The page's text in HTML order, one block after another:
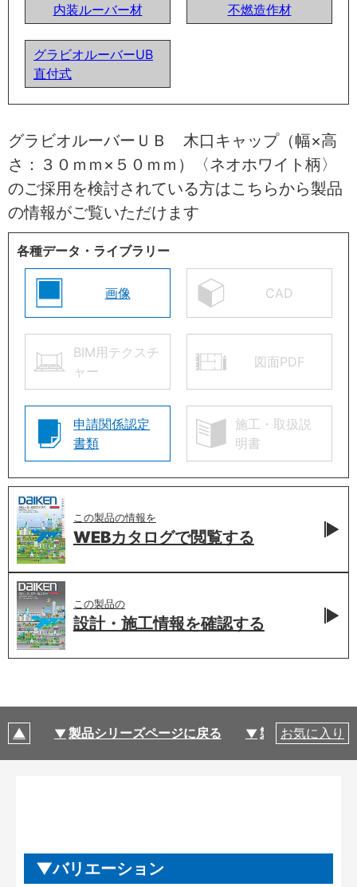
内装ルーバー材
不燃造作材
グラビオルーバーUB
直付式
グラビオルーバーＵＢ 木口キャップ（幅×高
さ：３０ｍｍ×５０ｍｍ）〈ネオホワイト柄〉
のご採用を検討されている方はこちらから製品
の情報がご覧いただけます
各種データ・ライブラリー
画像 CAD
BIM用テクスチ
ャー
図面PDF
申請関係認定
書類
施工・取扱説
明書
この製品の情報を
WEBカタログで閲覧する
この製品の
設計・施工情報を確認する
製品シリーズページに戻る 製品仕様
お気に入り
バリエーション